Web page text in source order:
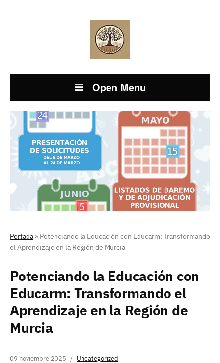
Open Menu
Portada » Potenciando la Educación con Educarm: Transformando
el Aprendizaje en la Región de Murcia
Potenciando la Educación con
Educarm: Transformando el
Aprendizaje en la Región de
Murcia
09 noviembre 2025 Uncategorized